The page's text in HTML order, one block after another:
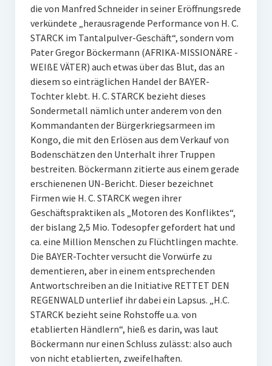
die von Manfred Schneider in seiner Eröffnungsrede
verkündete „herausragende Performance von H. C.
STARCK im Tantalpulver-Geschäft“, sondern vom
Pater Gregor Böckermann (AFRIKA-MISSIONÄRE -
WEIßE VÄTER) auch etwas über das Blut, das an
diesem so einträglichen Handel der BAYER-
Tochter klebt. H. C. STARCK bezieht dieses
Sondermetall nämlich unter anderem von den
Kommandanten der Bürgerkriegsarmeen im
Kongo, die mit den Erlösen aus dem Verkauf von
Bodenschätzen den Unterhalt ihrer Truppen
bestreiten. Böckermann zitierte aus einem gerade
erschienenen UN-Bericht. Dieser bezeichnet
Firmen wie H. C. STARCK wegen ihrer
Geschäftspraktiken als „Motoren des Konfliktes“,
der bislang 2,5 Mio. Todesopfer gefordert hat und
ca. eine Million Menschen zu Flüchtlingen machte.
Die BAYER-Tochter versucht die Vorwürfe zu
dementieren, aber in einem entsprechenden
Antwortschreiben an die Initiative RETTET DEN
REGENWALD unterlief ihr dabei ein Lapsus. „H.C.
STARCK bezieht seine Rohstoffe u.a. von
etablierten Händlern“, hieß es darin, was laut
Böckermann nur einen Schluss zulässt: also auch
von nicht etablierten, zweifelhaften.